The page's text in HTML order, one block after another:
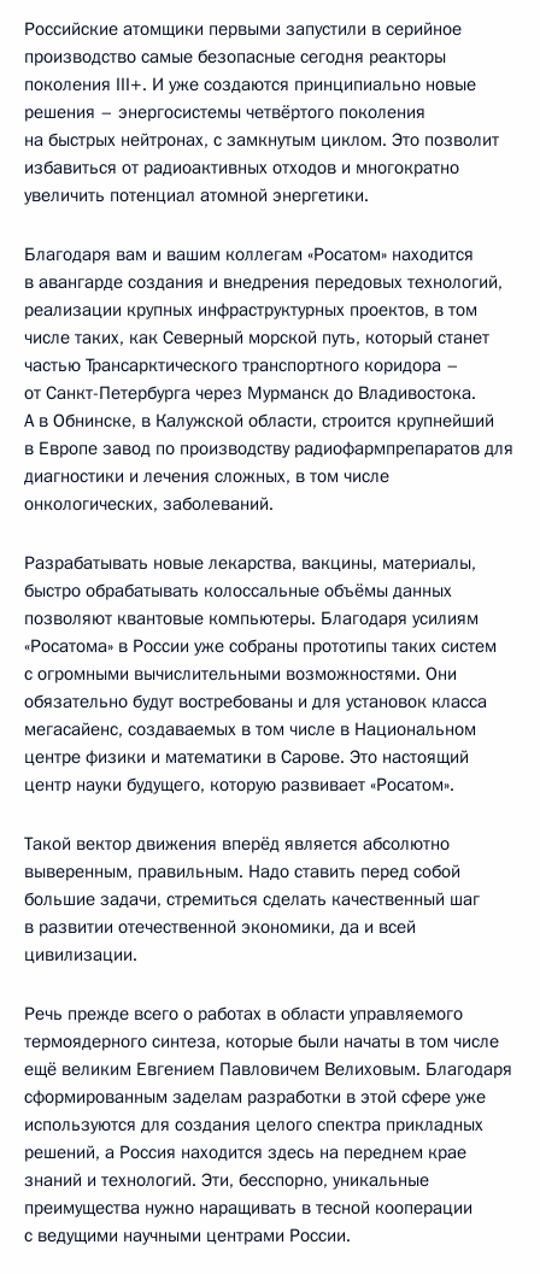
Российские атомщики первыми запустили в серийное
производство самые безопасные сегодня реакторы
поколения III+. И уже создаются принципиально новые
решения – энергосистемы четвёртого поколения
на быстрых нейтронах, с замкнутым циклом. Это позволит
избавиться от радиоактивных отходов и многократно
увеличить потенциал атомной энергетики.
Благодаря вам и вашим коллегам «Росатом» находится
в авангарде создания и внедрения передовых технологий,
реализации крупных инфраструктурных проектов, в том
числе таких, как Северный морской путь, который станет
частью Трансарктического транспортного коридора –
от Санкт-Петербурга через Мурманск до Владивостока.
А в Обнинске, в Калужской области, строится крупнейший
в Европе завод по производству радиофармпрепаратов для
диагностики и лечения сложных, в том числе
онкологических, заболеваний.
Разрабатывать новые лекарства, вакцины, материалы,
быстро обрабатывать колоссальные объёмы данных
позволяют квантовые компьютеры. Благодаря усилиям
«Росатома» в России уже собраны прототипы таких систем
с огромными вычислительными возможностями. Они
обязательно будут востребованы и для установок класса
мегасайенс, создаваемых в том числе в Национальном
центре физики и математики в Сарове. Это настоящий
центр науки будущего, которую развивает «Росатом».
Такой вектор движения вперёд является абсолютно
выверенным, правильным. Надо ставить перед собой
большие задачи, стремиться сделать качественный шаг
в развитии отечественной экономики, да и всей
цивилизации.
Речь прежде всего о работах в области управляемого
термоядерного синтеза, которые были начаты в том числе
ещё великим Евгением Павловичем Велиховым. Благодаря
сформированным заделам разработки в этой сфере уже
используются для создания целого спектра прикладных
решений, а Россия находится здесь на переднем крае
знаний и технологий. Эти, бесспорно, уникальные
преимущества нужно наращивать в тесной кооперации
с ведущими научными центрами России.